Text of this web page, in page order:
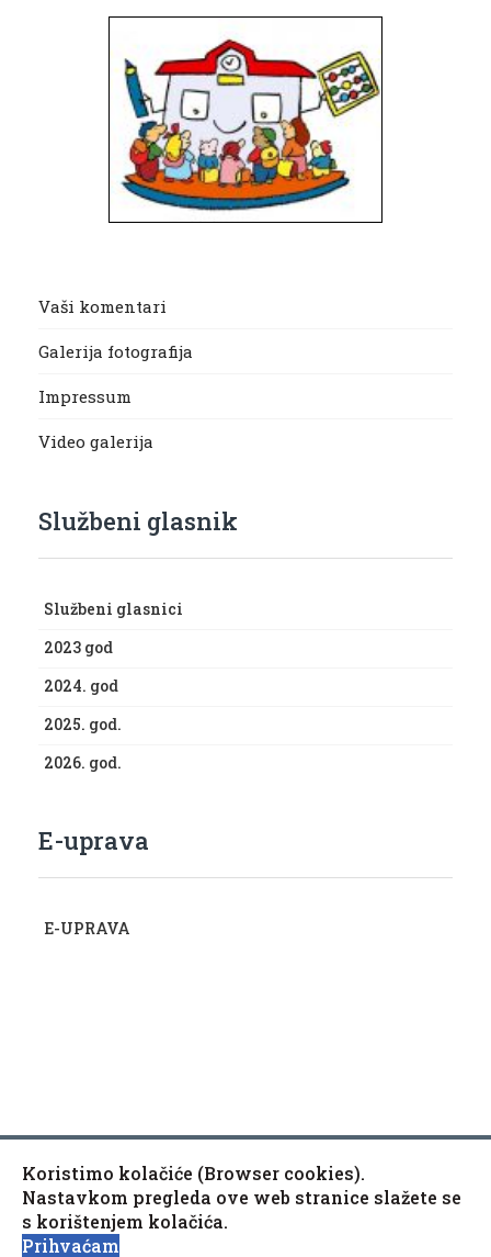
Vaši komentari
Galerija fotografija
Impressum
Video galerija
Službeni glasnik
Službeni glasnici
2023 god
2024. god
2025. god.
2026. god.
E-uprava
E-UPRAVA
Copyright © 2010-2020 Općina Kaptol, Školska 3, 34334
Kaptol
Izjava o pristupačnosti mrežne stranice
Koristimo kolačiće (Browser cookies).
Nastavkom pregleda ove web stranice slažete se
s korištenjem kolačića.
Prihvaćam